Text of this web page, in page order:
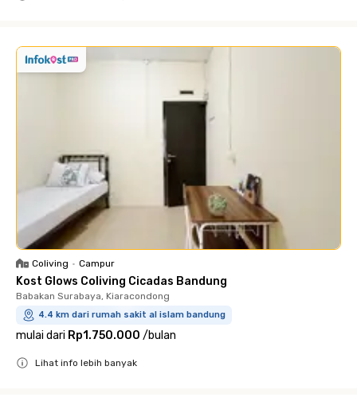
Coliving • Campur
Kost Glows Coliving Cicadas Bandung
Babakan Surabaya, Kiaracondong
4.4 km dari rumah sakit al islam bandung
mulai dari Rp1.750.000 /bulan
Lihat info lebih banyak